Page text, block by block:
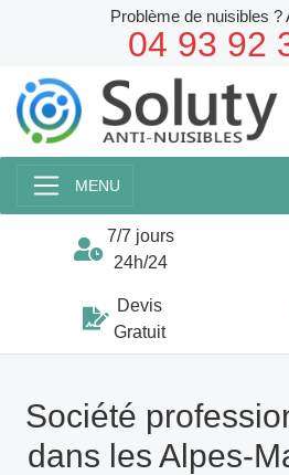
MENU
7/7 jours
24h/24
Devis
Gratuit
Société
dans les Alpes-
Problème de nuisibles ?
04 93 92